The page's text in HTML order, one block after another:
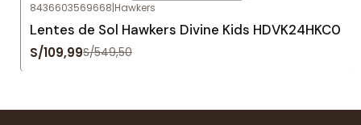
Agotado
8436603569668|Hawkers
Lentes de Sol Hawkers Divine Kids HDVK24HKC0
S/109,99S/549,50